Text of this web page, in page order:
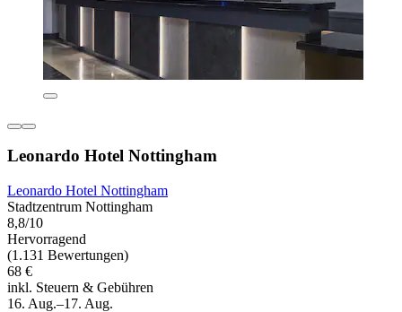
Leonardo Hotel Nottingham
Leonardo Hotel Nottingham
Stadtzentrum Nottingham
8,8/10
Hervorragend
(1.131 Bewertungen)
68 €
inkl. Steuern & Gebühren
16. Aug.–17. Aug.